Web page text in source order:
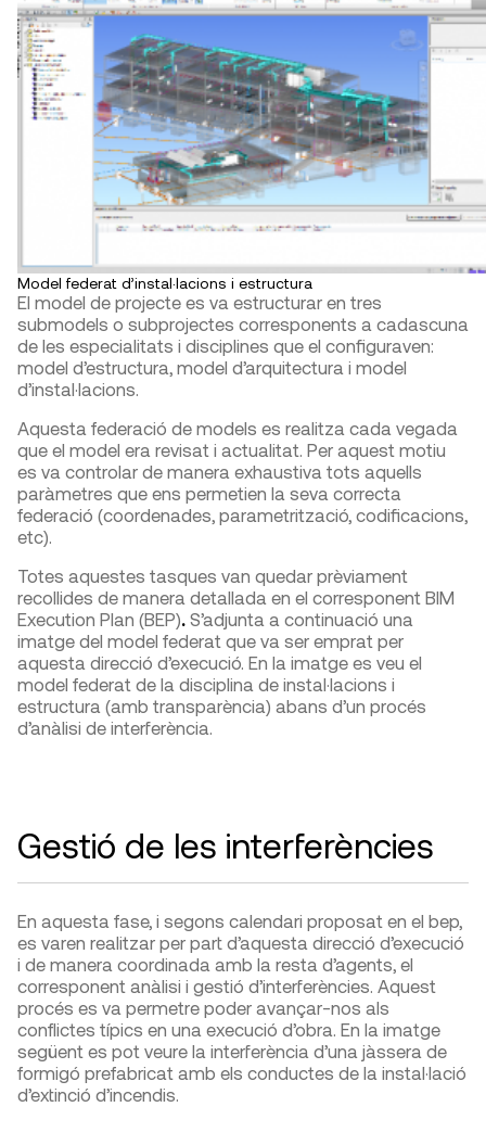
Model federat d’instal·lacions i estructura
El model de projecte es va estructurar en tres
submodels o subprojectes corresponents a cadascuna
de les especialitats i disciplines que el configuraven:
model d’estructura, model d’arquitectura i model
d’instal·lacions.
Aquesta federació de models es realitza cada vegada
que el model era revisat i actualitat. Per aquest motiu
es va controlar de manera exhaustiva tots aquells
paràmetres que ens permetien la seva correcta
federació (coordenades, parametrització, codificacions,
etc).
Totes aquestes tasques van quedar prèviament
recollides de manera detallada en el corresponent BIM
Execution Plan (BEP). S’adjunta a continuació una
imatge del model federat que va ser emprat per
aquesta direcció d’execució. En la imatge es veu el
model federat de la disciplina de instal·lacions i
estructura (amb transparència) abans d’un procés
d’anàlisi de interferència.
Gestió de les interferències
En aquesta fase, i segons calendari proposat en el bep,
es varen realitzar per part d’aquesta direcció d’execució
i de manera coordinada amb la resta d’agents, el
corresponent anàlisi i gestió d’interferències. Aquest
procés es va permetre poder avançar-nos als
conflictes típics en una execució d’obra. En la imatge
següent es pot veure la interferència d’una jàssera de
formigó prefabricat amb els conductes de la instal·lació
d’extinció d’incendis.